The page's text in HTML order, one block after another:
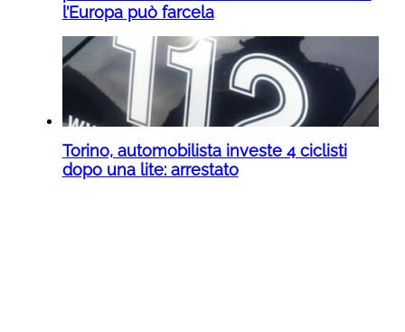
l’Europa può farcela
Torino, automobilista investe 4 ciclisti
dopo una lite: arrestato